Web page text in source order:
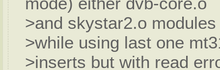
>and skystar2.o modules
>while using last one
>inserts but with read